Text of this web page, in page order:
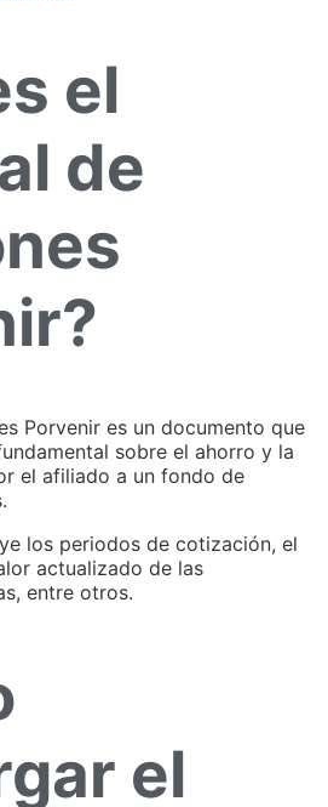
el
de
Porvenir es un documento que
sobre el ahorro y la
el afiliado a un fondo de
los periodos de cotización, el
actualizado de las
entre otros.
el